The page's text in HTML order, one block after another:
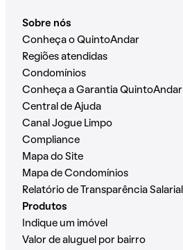
Sobre nós
Conheça o QuintoAndar
Regiões atendidas
Condomínios
Conheça a Garantia QuintoAndar
Central de Ajuda
Canal Jogue Limpo
Compliance
Mapa do Site
Mapa de Condomínios
Relatório de Transparência Salarial
Produtos
Indique um imóvel
Valor de aluguel por bairro